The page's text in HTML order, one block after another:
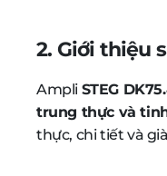
2. Giới thiệu
Ampli STEG
trung thực và
thực, chi tiết và